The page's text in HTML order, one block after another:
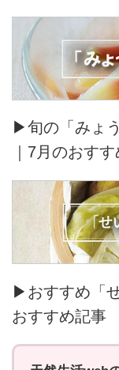
▶旬の「みょ
｜7月のおす
▶おすすめ「
おすすめ記事